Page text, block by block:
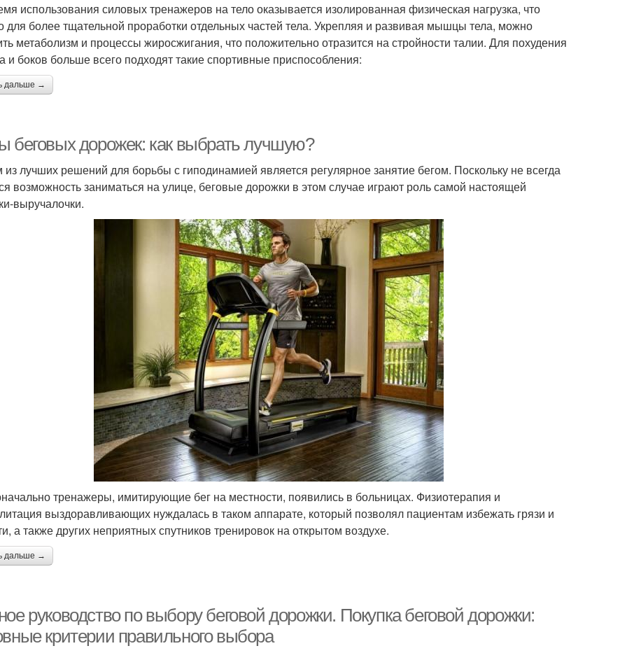
использования силовых тренажеров на тело оказывается изолированная физическая нагрузка, что
для более тщательной проработки отдельных частей тела. Укрепляя и развивая мышцы тела, можно
метаболизм и процессы жиросжигания, что положительно отразится на стройности талии. Для похудения
и боков больше всего подходят такие спортивные приспособления:
дальше →
беговых дорожек: как выбрать лучшую?
лучших решений для борьбы с гиподинамией является регулярное занятие бегом. Поскольку не всегда
возможность заниматься на улице, беговые дорожки в этом случае играют роль самой настоящей
выручалочки.
тренажеры, имитирующие бег на местности, появились в больницах. Физиотерапия и
выздоравливающих нуждалась в таком аппарате, который позволял пациентам избежать грязи и
а также других неприятных спутников тренировок на открытом воздухе.
дальше →
руководство по выбору беговой дорожки. Покупка беговой дорожки:
критерии правильного выбора